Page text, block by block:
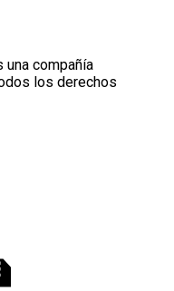
una compañía
los derechos